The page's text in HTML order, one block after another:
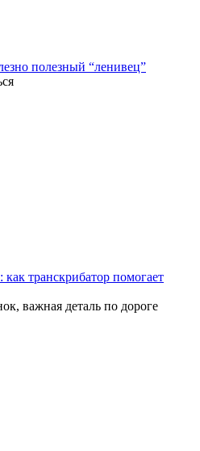
полезный “ленивец”
как транскрибатор помогает
важная деталь по дороге